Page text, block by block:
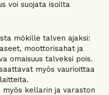
voi suojata isoilta
mökille talven ajaksi:
moottorisahat ja
omaisuus talveksi pois.
myös vaurioittaa
myös kellarin ja varaston